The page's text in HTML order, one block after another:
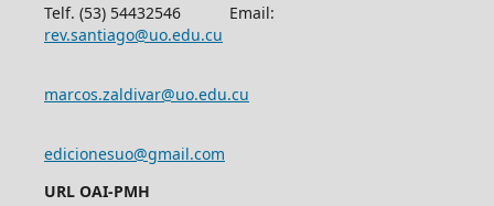
Telf. (53) 54432546 Email:
rev.santiago@uo.edu.cu
marcos.zaldivar@uo.edu.cu
edicionesuo@gmail.com
URL OAI-PMH